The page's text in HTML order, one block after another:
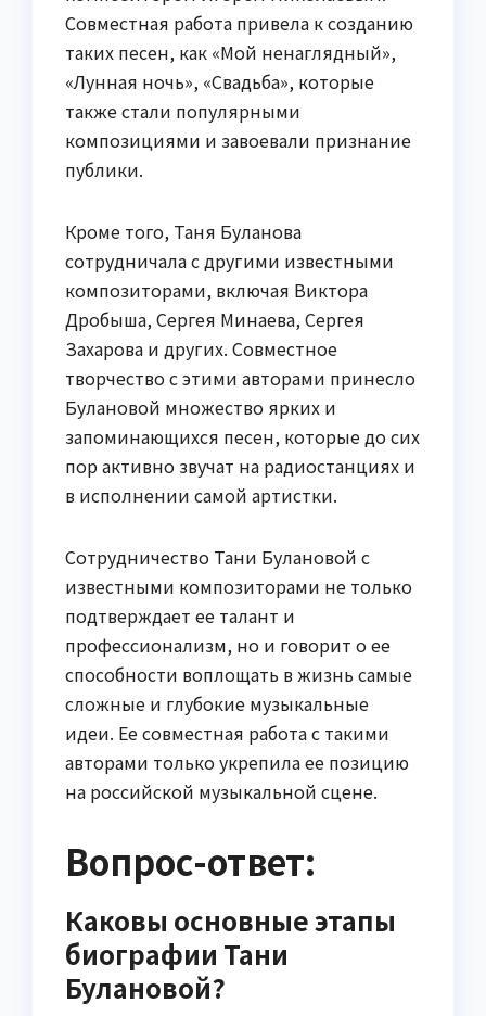
Совместная работа привела к созданию
таких песен, как «Мой ненаглядный»,
«Лунная ночь», «Свадьба», которые
также стали популярными
композициями и завоевали признание
публики.
Кроме того, Таня Буланова
сотрудничала с другими известными
композиторами, включая Виктора
Дробыша, Сергея Минаева, Сергея
Захарова и других. Совместное
творчество с этими авторами принесло
Булановой множество ярких и
запоминающихся песен, которые до сих
пор активно звучат на радиостанциях и
в исполнении самой артистки.
Сотрудничество Тани Булановой с
известными композиторами не только
подтверждает ее талант и
профессионализм, но и говорит о ее
способности воплощать в жизнь самые
сложные и глубокие музыкальные
идеи. Ее совместная работа с такими
авторами только укрепила ее позицию
на российской музыкальной сцене.
Вопрос-ответ:
Каковы основные этапы
биографии Тани
Булановой?